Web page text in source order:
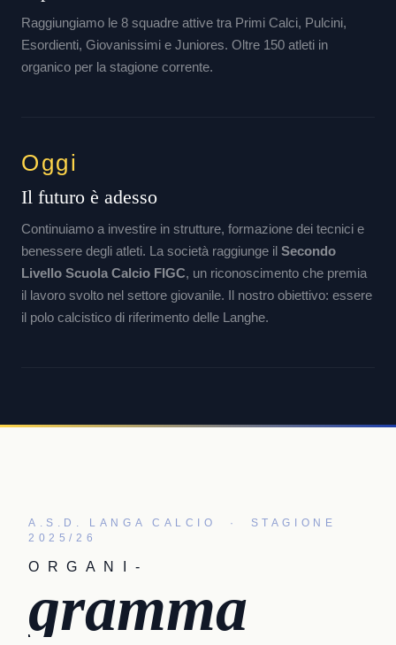
Raggiungiamo le 8 squadre attive tra Primi Calci, Pulcini,
Esordienti, Giovanissimi e Juniores. Oltre 150 atleti in
organico per la stagione corrente.
Oggi
Il futuro è adesso
Continuiamo a investire in strutture, formazione dei tecnici e
benessere degli atleti. La società raggiunge il Secondo
Livello Scuola Calcio FIGC, un riconoscimento che premia
il lavoro svolto nel settore giovanile. Il nostro obiettivo: essere
il polo calcistico di riferimento delle Langhe.
A.S.D. LANGA CALCIO · STAGIONE
2025/26
ORGANI-
gramma